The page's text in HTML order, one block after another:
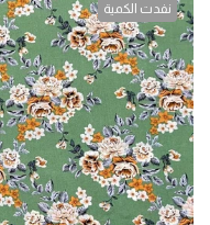
نفدت الكمية